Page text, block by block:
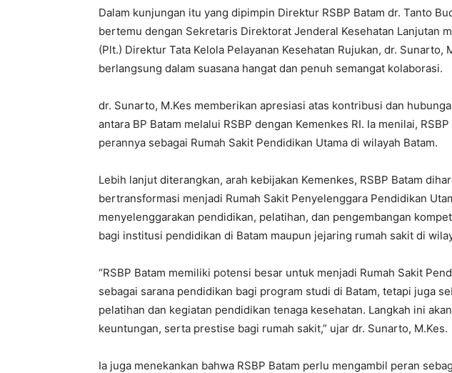
Dalam kunjungan itu yang dipimpin Direktur RSBP Batam dr. Tanto
bertemu dengan Sekretaris Direktorat Jenderal Kesehatan Lanjutan
(Plt.) Direktur Tata Kelola Pelayanan Kesehatan Rujukan, dr. Sunarto,
berlangsung dalam suasana hangat dan penuh semangat kolaborasi.
dr. Sunarto, M.Kes memberikan apresiasi atas kontribusi dan
antara BP Batam melalui RSBP dengan Kemenkes RI. Ia menilai,
perannya sebagai Rumah Sakit Pendidikan Utama di wilayah Batam.
Lebih lanjut diterangkan, arah kebijakan Kemenkes, RSBP Batam
bertransformasi menjadi Rumah Sakit Penyelenggara Pendidikan
menyelenggarakan pendidikan, pelatihan, dan pengembangan
bagi institusi pendidikan di Batam maupun jejaring rumah sakit di
“RSBP Batam memiliki potensi besar untuk menjadi Rumah Sakit
sebagai sarana pendidikan bagi program studi di Batam, tetapi juga
pelatihan dan kegiatan pendidikan tenaga kesehatan. Langkah ini
keuntungan, serta prestise bagi rumah sakit,” ujar dr. Sunarto, M.Kes.
Ia juga menekankan bahwa RSBP Batam perlu mengambil peran